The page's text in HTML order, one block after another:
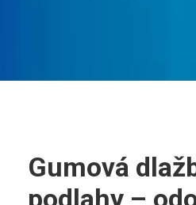
Gumová
podlahy –